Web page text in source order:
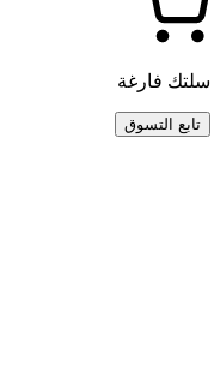
سلتك فارغة
تابع التسوق